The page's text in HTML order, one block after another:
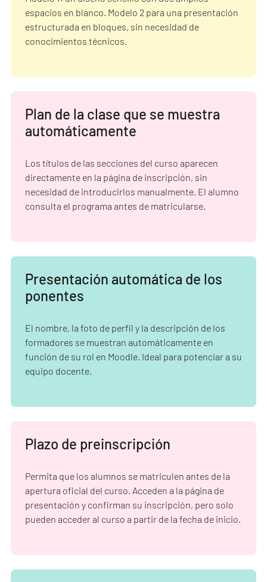
espacios en blanco. Modelo 2 para una presentación
estructurada en bloques, sin necesidad de
conocimientos técnicos.
Plan de la clase que se muestra
automáticamente
Los títulos de las secciones del curso aparecen
directamente en la página de inscripción, sin
necesidad de introducirlos manualmente. El alumno
consulta el programa antes de matricularse.
Presentación automática de los
ponentes
El nombre, la foto de perfil y la descripción de los
formadores se muestran automáticamente en
función de su rol en Moodle. Ideal para potenciar a su
equipo docente.
Plazo de preinscripción
Permita que los alumnos se matriculen antes de la
apertura oficial del curso. Acceden a la página de
presentación y confirman su inscripción, pero solo
pueden acceder al curso a partir de la fecha de inicio.